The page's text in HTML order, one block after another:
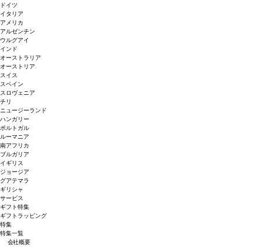
ドイツ
イタリア
アメリカ
アルゼンチン
ウルグアイ
インド
オーストラリア
オーストリア
スイス
スペイン
スロヴェニア
チリ
ニュージーランド
ハンガリー
ポルトガル
ルーマニア
南アフリカ
ブルガリア
イギリス
ジョージア
グアテマラ
ギリシャ
サービス
ギフト特集
ギフトラッピング
特集
特集一覧
会社概要